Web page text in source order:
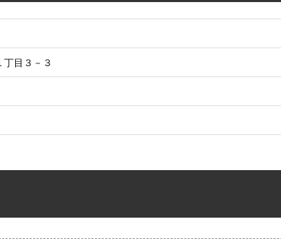
目３－３